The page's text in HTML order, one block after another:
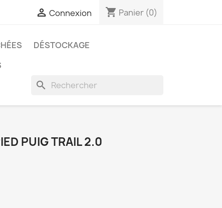
 Connexion shopping_cart Panier (0)
DÉSTOCKAGE
search
PUIG TRAIL 2.0